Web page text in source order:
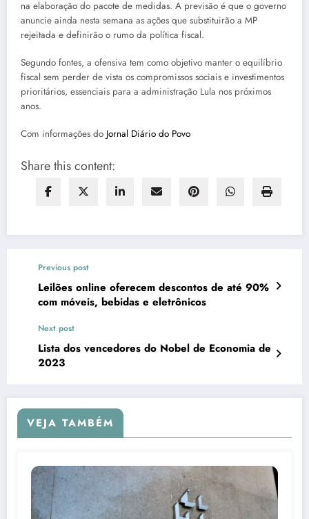
na elaboração do pacote de medidas. A previsão é que o governo
anuncie ainda nesta semana as ações que substituirão a MP
rejeitada e definirão o rumo da política fiscal.
Segundo fontes, a ofensiva tem como objetivo manter o equilíbrio
fiscal sem perder de vista os compromissos sociais e investimentos
prioritários, essenciais para a administração Lula nos próximos
anos.
Com informações do Jornal Diário do Povo
Share this content:
Previous post
Leilões online oferecem descontos de até 90%
com móveis, bebidas e eletrônicos
Next post
Lista dos vencedores do Nobel de Economia de
2023
VEJA TAMBÉM